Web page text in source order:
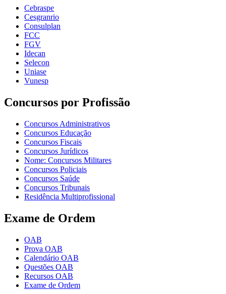
Cebraspe
Cesgranrio
Consulplan
FCC
FGV
Idecan
Selecon
Uniase
Vunesp
Concursos por Profissão
Concursos Administrativos
Concursos Educação
Concursos Fiscais
Concursos Jurídicos
Nome: Concursos Militares
Concursos Policiais
Concursos Saúde
Concursos Tribunais
Residência Multiprofissional
Exame de Ordem
OAB
Prova OAB
Calendário OAB
Questões OAB
Recursos OAB
Exame de Ordem